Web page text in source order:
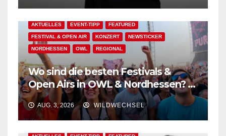
AKTUELLES EVENT-TIPP FEATURED
FESTIVAL & OPEN AIR KONZERT NEWSTICKER
NORDHESSEN OWL REGIONAL
Wo sind die besten Festivals &
Open Airs in OWL & Nordhessen? –
Der Ww-Festival-Planer!
AUG. 3, 2026 WILDWECHSEL